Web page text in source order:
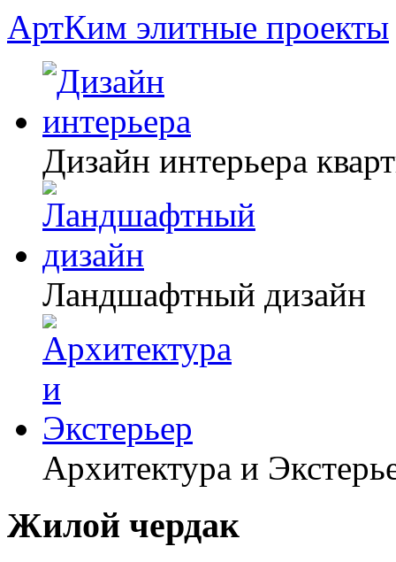
АртКим элитные проекты
Дизайн интерьера
Ландшафтный дизайн
Архитектура и
Жилой чердак